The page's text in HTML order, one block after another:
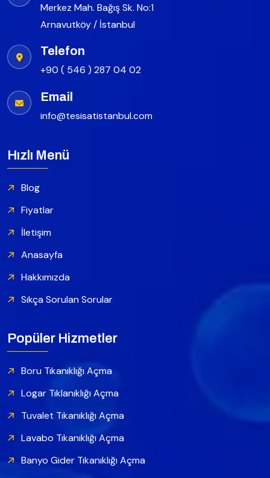
Merkez Mah. Bağış Sk. No:1
Arnavutköy / İstanbul
Telefon
+90 ( 546 ) 287 04 02
Email
info@tesisatistanbul.com
Hızlı Menü
Blog
Fiyatlar
İletişim
Anasayfa
Hakkımızda
Sıkça Sorulan Sorular
Popüler Hizmetler
Boru Tıkanıklığı Açma
Logar Tıklanıklığı Açma
Tuvalet Tıkanıklığı Açma
Lavabo Tıkanıklığı Açma
Banyo Gider Tıkanıklığı Açma